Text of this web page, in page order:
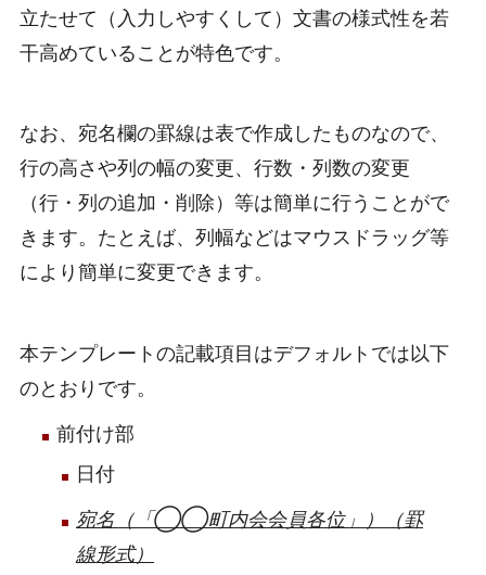
立たせて（入力しやすくして）文書の様式性を若
干高めていることが特色です。
なお、宛名欄の罫線は表で作成したものなので、
行の高さや列の幅の変更、行数・列数の変更
（行・列の追加・削除）等は簡単に行うことがで
きます。たとえば、列幅などはマウスドラッグ等
により簡単に変更できます。
本テンプレートの記載項目はデフォルトでは以下
のとおりです。
前付け部
日付
宛名（「◯◯町内会会員各位」）（罫
線形式）